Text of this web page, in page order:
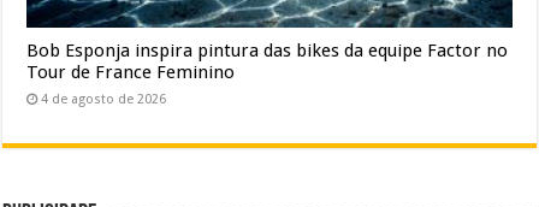
Bob Esponja inspira pintura das bikes da equipe Factor no
Tour de France Feminino
4 de agosto de 2026